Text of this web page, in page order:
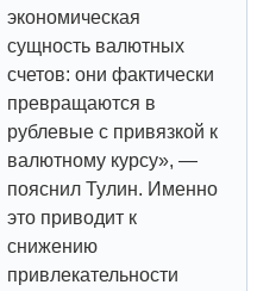
экономическая
сущность валютных
счетов: они фактически
превращаются в
рублевые с привязкой к
валютному курсу», —
пояснил Тулин. Именно
это приводит к
снижению
привлекательности